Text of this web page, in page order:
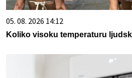
05. 08. 2026 14:12
Koliko visoku temperaturu